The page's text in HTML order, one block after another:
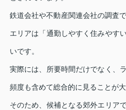
鉄道会社や不動産関連会社の調査
エリアは「通勤しやすく住みやす
いです。
実際には、所要時間だけでなく、
頻度も含めて総合的に見ることが大
そのため、候補となる郊外エリア